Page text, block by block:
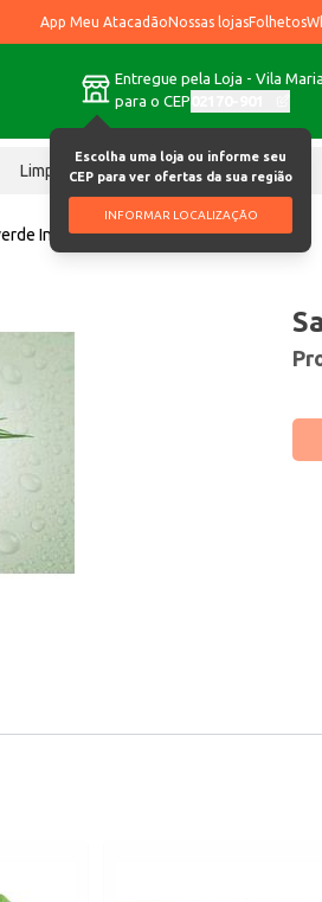
App Meu AtacadãoNossas lojasFolhetos
Entregue pela Loja - Vila Maria
para o CEP
Escolha uma loja ou informe seu
CEP para ver ofertas da sua região
INFORMAR LOCALIZAÇÃO
Limpeza Chocolates
Industrial Maço